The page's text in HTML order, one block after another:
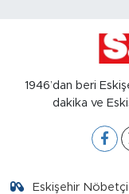
1946’dan beri
dakika ve
Eskişehir